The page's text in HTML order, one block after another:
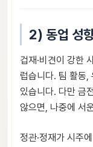
2) 동업 성
겁재·비견이 강한
럽습니다. 팀 활동,
있습니다. 다만 금
않으면, 나중에 서
정관·정재가 시주